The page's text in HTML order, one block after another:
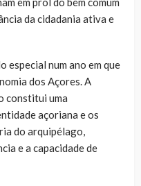
da cidadania ativa e
especial num ano em que
dos Açores. A
constitui uma
açoriana e os
do arquipélago,
e a capacidade de